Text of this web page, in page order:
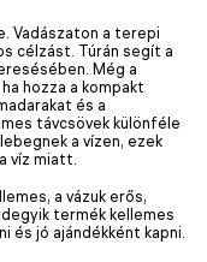
Vadászaton a terepi
célzást. Túrán segít a
Még a
hozza a kompakt
és a
távcsövek különféle
a vízen, ezek
víz miatt.
a vázuk erős,
termék kellemes
és jó ajándékként kapni.